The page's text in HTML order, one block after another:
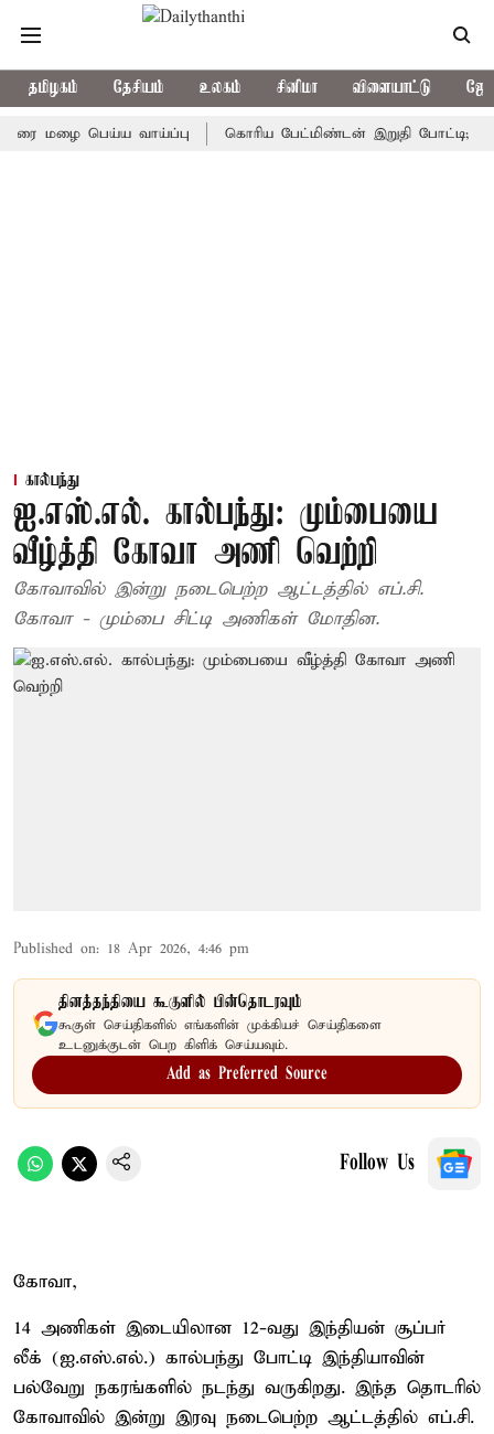
தமிழகம் தேசியம் உலகம் சினிமா விளையாட்டு
பெய்ய வாய்ப்பு கொரிய பேட்மிண்டன் இறுதி போட்டி;
கால்பந்து
ஐ.எஸ்.எல். கால்பந்து: மும்பையை
வீழ்த்தி கோவா அணி வெற்றி
கோவாவில் இன்று நடைபெற்ற ஆட்டத்தில் எப்.சி.
கோவா - மும்பை சிட்டி அணிகள் மோதின.
Published on: 18 Apr 2026, 4:46 pm
தினத்தந்தியை கூகுளில் பின்தொடரவும்
கூகுள் செய்திகளில் எங்களின் முக்கியச் செய்திகளை
உடனுக்குடன் பெற கிளிக் செய்யவும்.
Add as Preferred Source
Follow Us
கோவா,
14 அணிகள் இடையிலான 12-வது இந்தியன் சூப்பர்
லீக் (ஐ.எஸ்.எல்.) கால்பந்து போட்டி இந்தியாவின்
பல்வேறு நகரங்களில் நடந்து வருகிறது. இந்த தொடரில்
கோவாவில் இன்று இரவு நடைபெற்ற ஆட்டத்தில் எப்.சி.